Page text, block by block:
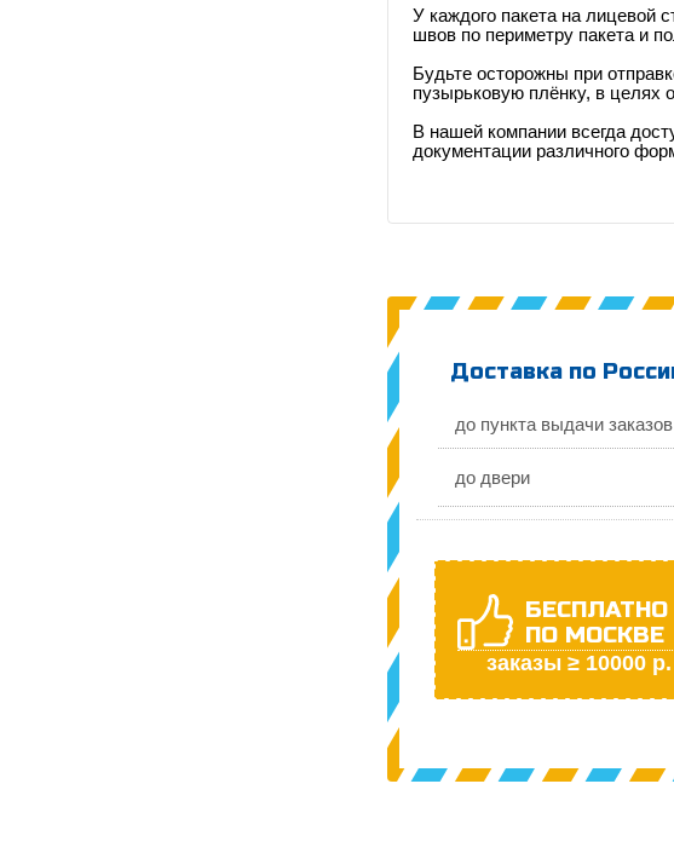
У каждого пакета на лицевой
швов по периметру пакета и
Будьте осторожны при
пузырьковую плёнку, в целях
В нашей компании всегда
документации различного
Доставка по
до пункта выдачи заказов
до двери
БЕСПЛАТНО
ПО МОСКВЕ
заказы ≥ 10000 р.